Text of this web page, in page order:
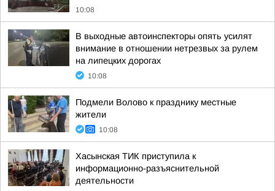
10:08
В выходные автоинспекторы опять усилят
внимание в отношении нетрезвых за рулем
на липецких дорогах
10:08
Подмели Волово к празднику местные
жители
10:08
Хасынская ТИК приступила к
информационно-разъяснительной
деятельности